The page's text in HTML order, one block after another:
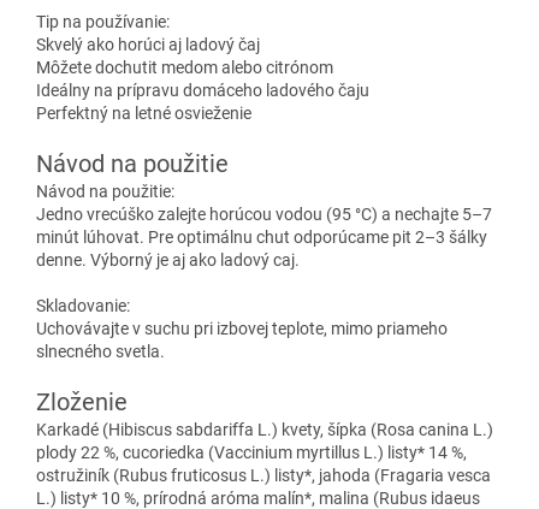
Tip na používanie:
Skvelý ako horúci aj ladový čaj
Môžete dochutit medom alebo citrónom
Ideálny na prípravu domáceho ladového čaju
Perfektný na letné osvieženie
Návod na použitie
Návod na použitie:
Jedno vrecúško zalejte horúcou vodou (95 °C) a nechajte 5–7
minút lúhovat. Pre optimálnu chut odporúcame pit 2–3 šálky
denne. Výborný je aj ako ladový caj.
Skladovanie:
Uchovávajte v suchu pri izbovej teplote, mimo priameho
slnecného svetla.
Zloženie
Karkadé (Hibiscus sabdariffa L.) kvety, šípka (Rosa canina L.)
plody 22 %, cucoriedka (Vaccinium myrtillus L.) listy* 14 %,
ostružiník (Rubus fruticosus L.) listy*, jahoda (Fragaria vesca
L.) listy* 10 %, prírodná aróma malín*, malina (Rubus idaeus